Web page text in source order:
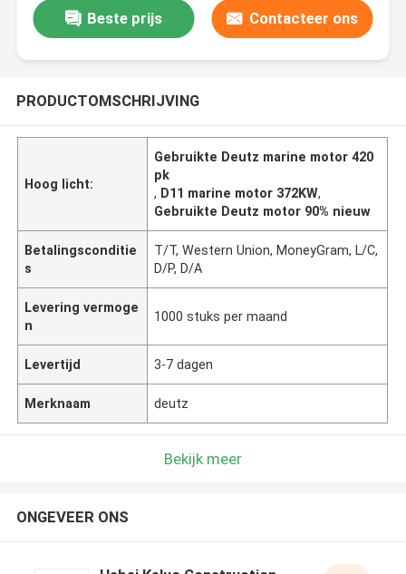
Beste prijs Contacteer ons
PRODUCTOMSCHRIJVING
Hoog licht:
Gebruikte Deutz marine motor 420
pk
, D11 marine motor 372KW,
Gebruikte Deutz motor 90% nieuw
Betalingsconditie
s
T/T, Western Union, MoneyGram, L/C,
D/P, D/A
Levering vermoge
n
1000 stuks per maand
Levertijd 3-7 dagen
Merknaam deutz
Bekijk meer
ONGEVEER ONS